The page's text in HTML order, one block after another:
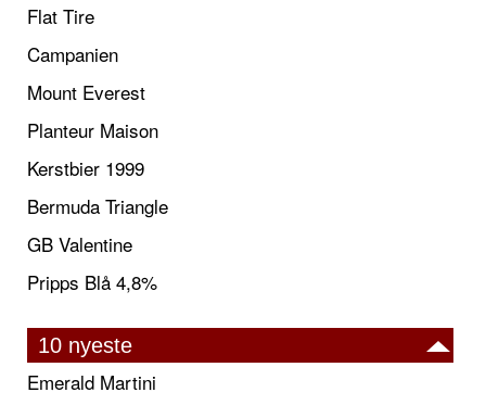
Flat Tire
Campanien
Mount Everest
Planteur Maison
Kerstbier 1999
Bermuda Triangle
GB Valentine
Pripps Blå 4,8%
10 nyeste
Emerald Martini